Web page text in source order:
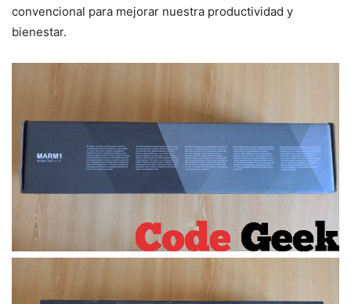
convencional para mejorar nuestra productividad y
bienestar.